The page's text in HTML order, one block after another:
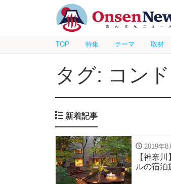
TOP 特集 テーマ 取材
タグ: コン
新着記事
2019年8
【神奈
ルの宿泊